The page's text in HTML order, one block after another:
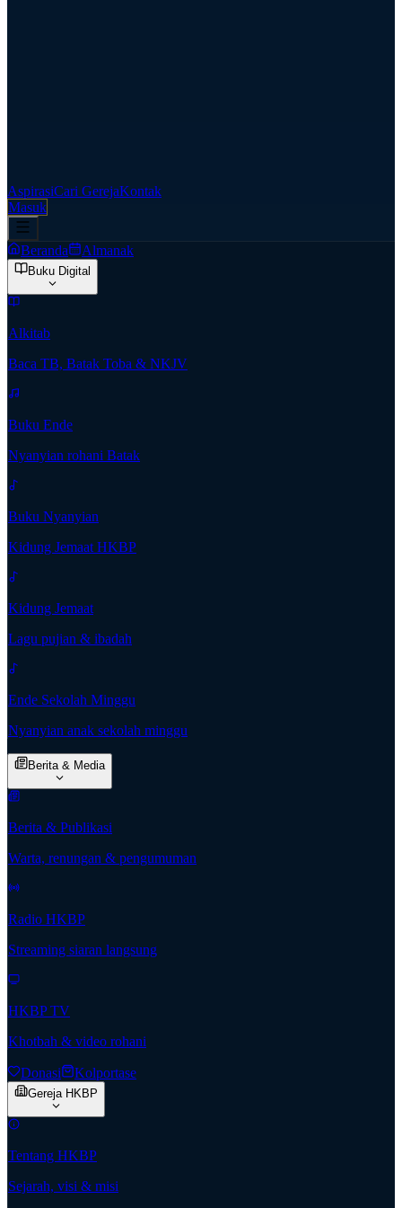
AspirasiCari GerejaKontak
Masuk
Beranda Almanak
Buku Digital
Alkitab
Baca TB, Batak Toba & NKJV
Buku Ende
Nyanyian rohani Batak
Buku Nyanyian
Kidung Jemaat HKBP
Kidung Jemaat
Lagu pujian & ibadah
Ende Sekolah Minggu
Nyanyian anak sekolah minggu
Berita & Media
Berita & Publikasi
Warta, renungan & pengumuman
Radio HKBP
Streaming siaran langsung
HKBP TV
Khotbah & video rohani
Donasi Kolportase
Gereja HKBP
Tentang HKBP
Sejarah, visi & misi